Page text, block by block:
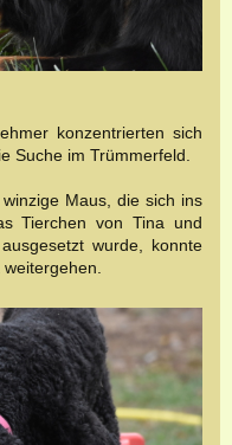
konzentrierten sich
Suche im Trümmerfeld.
Maus, die sich ins
Tierchen von Tina und
wurde, konnte